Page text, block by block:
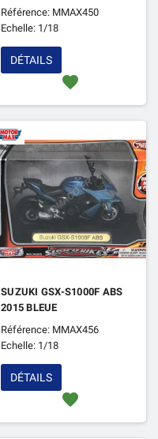
Référence: MMAX450
Echelle: 1/18
favorite
DÉTAILS
SUZUKI GSX-S1000F ABS
2015 BLEUE
Référence: MMAX456
Echelle: 1/18
favorite
DÉTAILS